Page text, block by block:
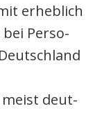
erheb­lich
bei Per­so­
meist deut­